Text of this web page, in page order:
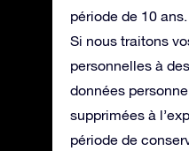
période de 10 ans.
Si nous traitons
personnelles à
données
supprimées à
période de